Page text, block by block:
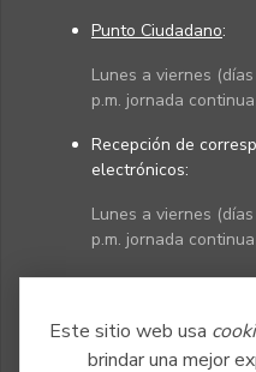
Este sitio web usa
brindar una mejor
Punto Ciudadano:
Lunes a viernes
p.m. jornada continua
Recepción de
electrónicos:
Lunes a viernes
p.m. jornada continua